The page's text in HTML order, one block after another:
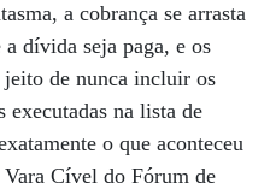
a cobrança se arrasta
dívida seja paga, e os
jeito de nunca incluir os
executadas na lista de
o que aconteceu
Vara Cível do Fórum de